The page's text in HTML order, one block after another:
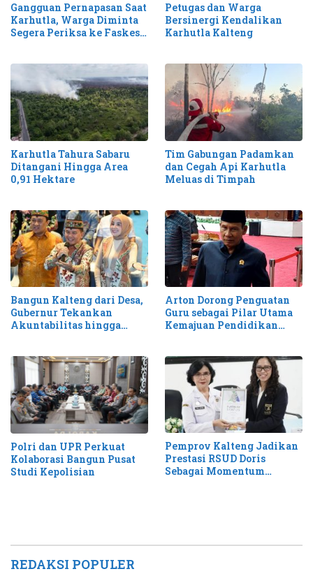
Gangguan Pernapasan Saat
Karhutla, Warga Diminta
Segera Periksa ke Faskes
Petugas dan Warga
Bersinergi Kendalikan
Karhutla Kalteng
Karhutla Tahura Sabaru
Ditangani Hingga Area
0,91 Hektare
Tim Gabungan Padamkan
dan Cegah Api Karhutla
Meluas di Timpah
Bangun Kalteng dari Desa,
Gubernur Tekankan
Akuntabilitas hingga
Arton Dorong Penguatan
Guru sebagai Pilar Utama
Kemajuan Pendidikan
Polri dan UPR Perkuat
Kolaborasi Bangun Pusat
Studi Kepolisian
Pemprov Kalteng Jadikan
Prestasi RSUD Doris
Sebagai Momentum
REDAKSI POPULER